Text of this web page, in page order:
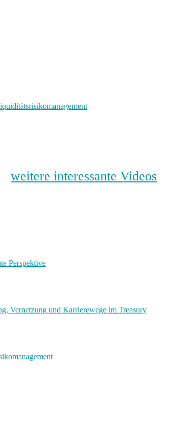
weitere interessante Videos
Perspektive
Vernetzung und Karrierewege im Treasury